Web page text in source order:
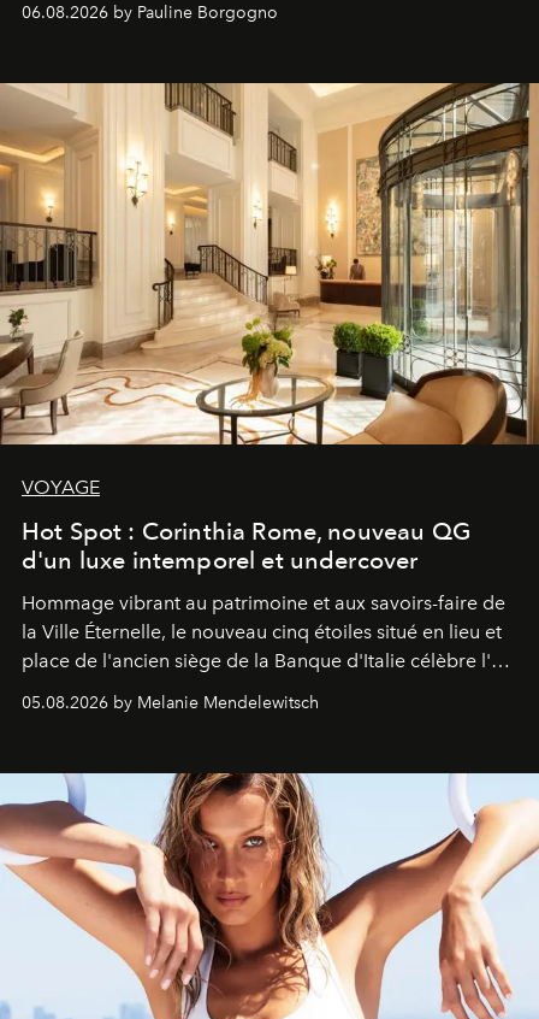
06.08.2026 by Pauline Borgogno
VOYAGE
Hot Spot : Corinthia Rome, nouveau QG
d'un luxe intemporel et undercover
Hommage vibrant au patrimoine et aux savoirs-faire de
la Ville Éternelle, le nouveau cinq étoiles situé en lieu et
place de l'ancien siège de la Banque d'Italie célèbre l'art
de vivre Romain dans toute son élégance intemporelle.
05.08.2026 by Melanie Mendelewitsch